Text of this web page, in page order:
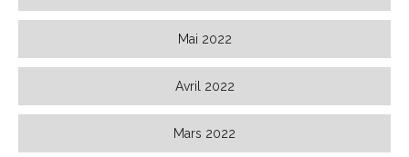
Mai 2022
Avril 2022
Mars 2022